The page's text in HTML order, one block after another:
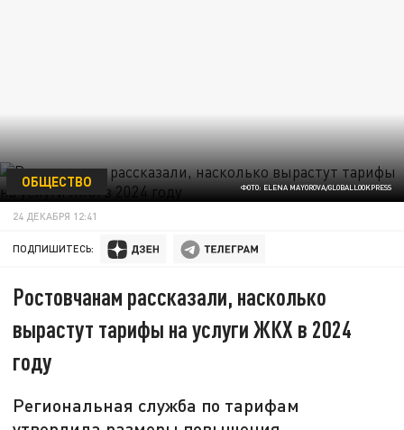
ФОТО: ELENA MAYOROVA/GLOBALLOOKPRESS
ОБЩЕСТВО
24 ДЕКАБРЯ 12:41
ПОДПИШИТЕСЬ:
Ростовчанам рассказали, насколько
вырастут тарифы на услуги ЖКХ в 2024
году
Региональная служба по тарифам